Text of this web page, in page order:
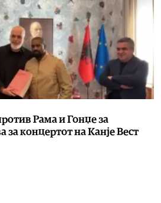
Рама и Гонџе за
за концертот на Канје Вест